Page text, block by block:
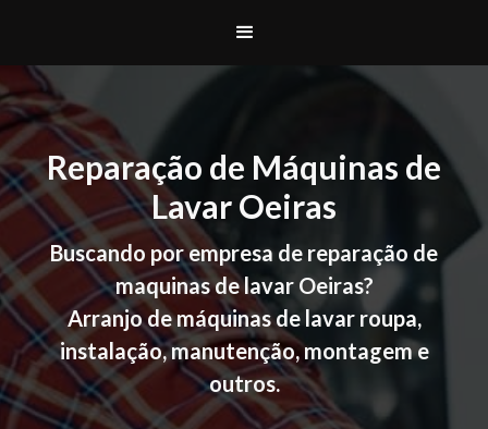
Reparação de Máquinas de
Lavar Oeiras
Buscando por empresa de reparação de
maquinas de lavar Oeiras?
Arranjo de máquinas de lavar roupa,
instalação, manutenção, montagem e
outros.